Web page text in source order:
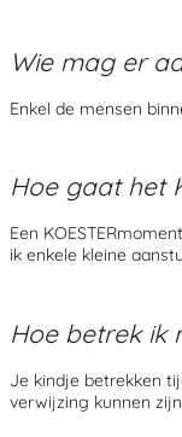
Wie mag er
Enkel de mensen
Hoe gaat het
Een
ik enkele kleine
Hoe betrek ik
Je kindje betrekken
verwijzing kunnen